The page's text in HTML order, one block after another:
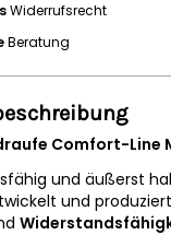
Widerrufsrecht
Beratung
Comfort-Line
und äußerst
und